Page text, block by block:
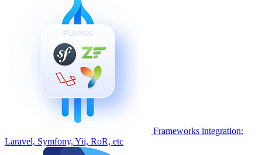
Frameworks integration:
Laravel, Symfony, Yii, RoR, etc